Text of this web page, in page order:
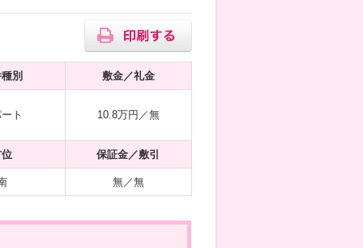
別 敷金／礼金
ト 10.8万円／無
保証金／敷引
無／無